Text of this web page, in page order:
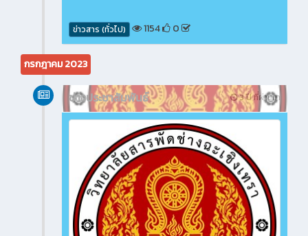
ข่าวสาร (ทั่วไป) 1154 0
กรกฎาคม 2023
3 ปี ที่ผ่านมา
ข่าวประชาสัมพันธ์